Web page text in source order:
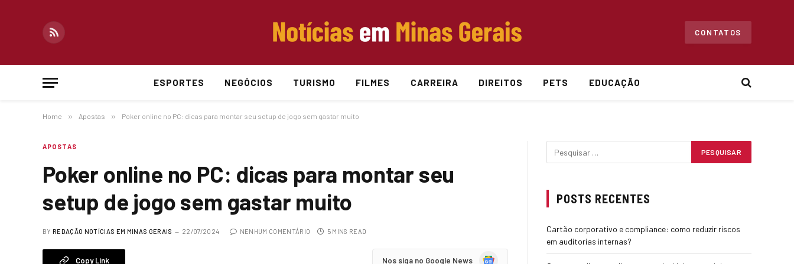
RSS
CONTATOS
ESPORTES NEGÓCIOS TURISMO FILMES CARREIRA DIREITOS PETS EDUCAÇÃO
Home » Apostas » Poker online no PC: dicas para montar seu setup de jogo sem gastar muito
APOSTAS
Poker online no PC: dicas para montar seu
setup de jogo sem gastar muito
BY REDAÇÃO NOTÍCIAS EM MINAS GERAIS 22/07/2024 NENHUM COMENTÁRIO 5 MINS READ
Copy Link Nos siga no Google News Google
POSTS RECENTES
Cartão corporativo e compliance: como reduzir riscos
em auditorias internas?